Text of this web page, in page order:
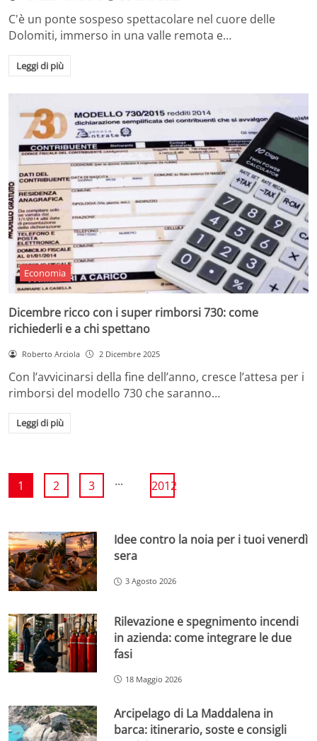
C'è un ponte sospeso spettacolare nel cuore delle
Dolomiti, immerso in una valle remota e…
Leggi di più
Economia
Dicembre ricco con i super rimborsi 730: come
richiederli e a chi spettano
Roberto Arciola 2 Dicembre 2025
Con l’avvicinarsi della fine dell’anno, cresce l’attesa per i
rimborsi del modello 730 che saranno…
Leggi di più
1 2 3 ... 2012
Idee contro la noia per i tuoi venerdì
sera
3 Agosto 2026
Rilevazione e spegnimento incendi
in azienda: come integrare le due
fasi
18 Maggio 2026
Arcipelago di La Maddalena in
barca: itinerario, soste e consigli